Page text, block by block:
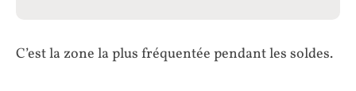
C’est la zone la plus fréquentée pendant les soldes.